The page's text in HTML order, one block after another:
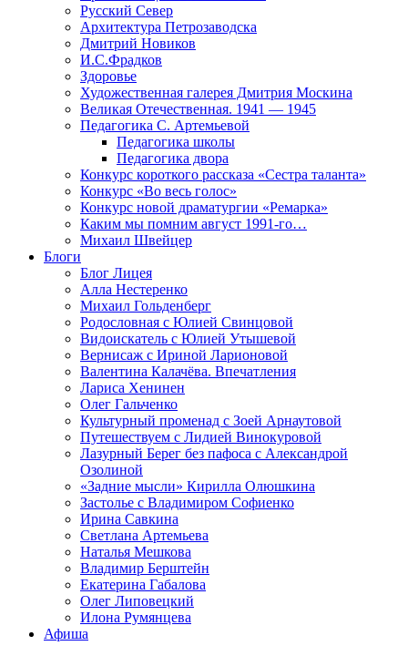
Русский Север
Архитектура Петрозаводска
Дмитрий Новиков
И.С.Фрадков
Здоровье
Художественная галерея Дмитрия Москина
Великая Отечественная. 1941 — 1945
Педагогика С. Артемьевой
Педагогика школы
Педагогика двора
Конкурс короткого рассказа «Сестра таланта»
Конкурс «Во весь голос»
Конкурс новой драматургии «Ремарка»
Каким мы помним август 1991-го…
Михаил Швейцер
Блоги
Блог Лицея
Алла Нестеренко
Михаил Гольденберг
Родословная с Юлией Свинцовой
Видоискатель с Юлией Утышевой
Вернисаж с Ириной Ларионовой
Валентина Калачёва. Впечатления
Лариса Хенинен
Олег Гальченко
Культурный променад с Зоей Арнаутовой
Путешествуем с Лидией Винокуровой
Лазурный Берег без пафоса с Александрой
Озолиной
«Задние мысли» Кирилла Олюшкина
Застолье с Владимиром Софиенко
Ирина Савкина
Светлана Артемьева
Наталья Мешкова
Владимир Берштейн
Екатерина Габалова
Олег Липовецкий
Илона Румянцева
Афиша